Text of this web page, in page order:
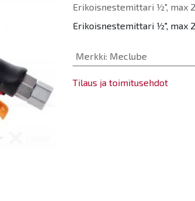
Erikoisnestemittari ½", max
Erikoisnestemittari ½", max
Merkki: Meclube
Tilaus ja toimitusehdot